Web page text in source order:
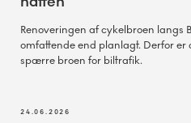
Renoveringen af cykelbroen langs
omfattende end planlagt. Derfor
spærre broen for biltrafik.
24.06.2026